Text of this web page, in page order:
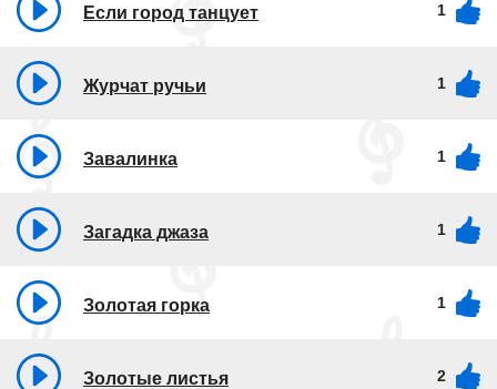
Если город танцует 1
Журчат ручьи 1
Завалинка 1
Загадка джаза 1
Золотая горка 1
Золотые листья 2